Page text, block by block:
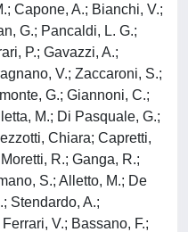
Capone, A.; Bianchi, V.;
G.; Pancaldi, L. G.;
P.; Gavazzi, A.;
V.; Zaccaroni, S.;
G.; Giannoni, C.;
M.; Di Pasquale, G.;
Chiara; Capretti,
R.; Ganga, R.;
S.; Alletto, M.; De
Stendardo, A.;
V.; Bassano, F.;